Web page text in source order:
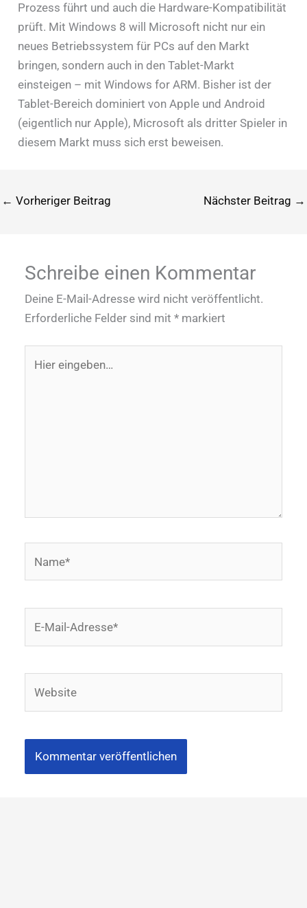
Prozess führt und auch die Hardware-Kompatibilität
prüft. Mit Windows 8 will Microsoft nicht nur ein
neues Betriebssystem für PCs auf den Markt
bringen, sondern auch in den Tablet-Markt
einsteigen – mit Windows for ARM. Bisher ist der
Tablet-Bereich dominiert von Apple und Android
(eigentlich nur Apple), Microsoft als dritter Spieler in
diesem Markt muss sich erst beweisen.
← Vorheriger Beitrag Nächster Beitrag →
Schreibe einen Kommentar
Deine E-Mail-Adresse wird nicht veröffentlicht.
Erforderliche Felder sind mit* markiert
eingeben…